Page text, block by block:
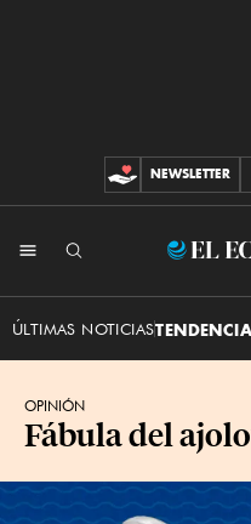
CONTRIBUCIONES
NEWSLETTER
ÚLTIMAS NOTICIAS
OPINIÓN
Fábula del